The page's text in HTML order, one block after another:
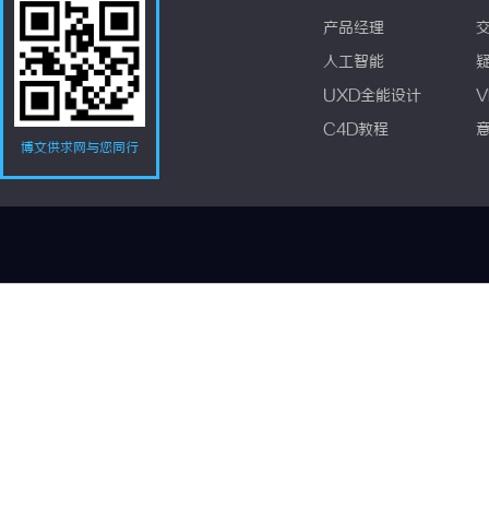
博文供求网与您同行
产品经理
人工智能
UXD全能设计
C4D教程